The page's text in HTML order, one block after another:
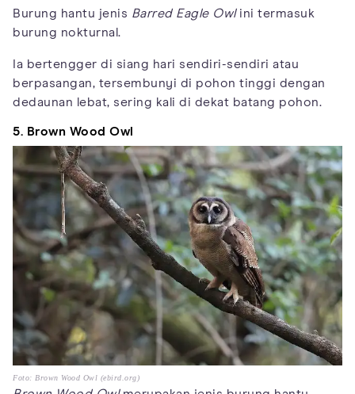
Burung hantu jenis Barred Eagle Owlini termasuk
burung nokturnal.
Ia bertengger di siang hari sendiri-sendiri atau
berpasangan, tersembunyi di pohon tinggi dengan
dedaunan lebat, sering kali di dekat batang pohon.
5. Brown Wood Owl
Foto: Brown Wood Owl (ebird.org)